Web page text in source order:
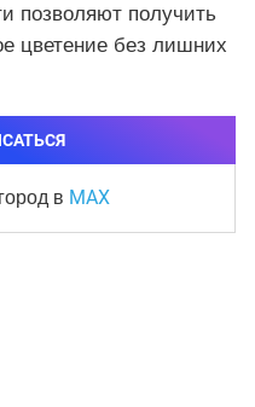
позволяют получить
цветение без лишних
в MAX